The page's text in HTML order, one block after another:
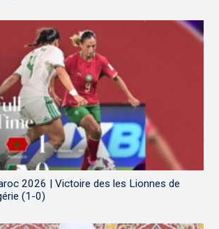
2026 | Victoire des les Lionnes de
(1-0)